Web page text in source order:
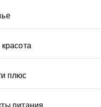
плюс
питания